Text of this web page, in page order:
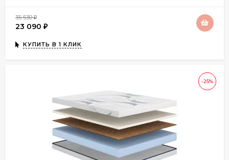
35 530₽
23 090 ₽
КУПИТЬ В 1 КЛИК
-25%